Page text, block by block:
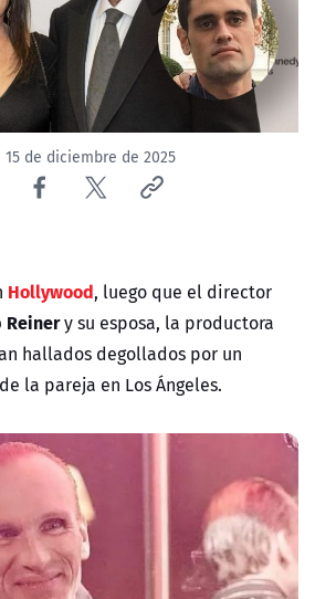
15 de diciembre de 2025
Hollywood, luego que el director
Reinery su esposa, la productora
hallados degollados por un
la pareja en Los Ángeles.